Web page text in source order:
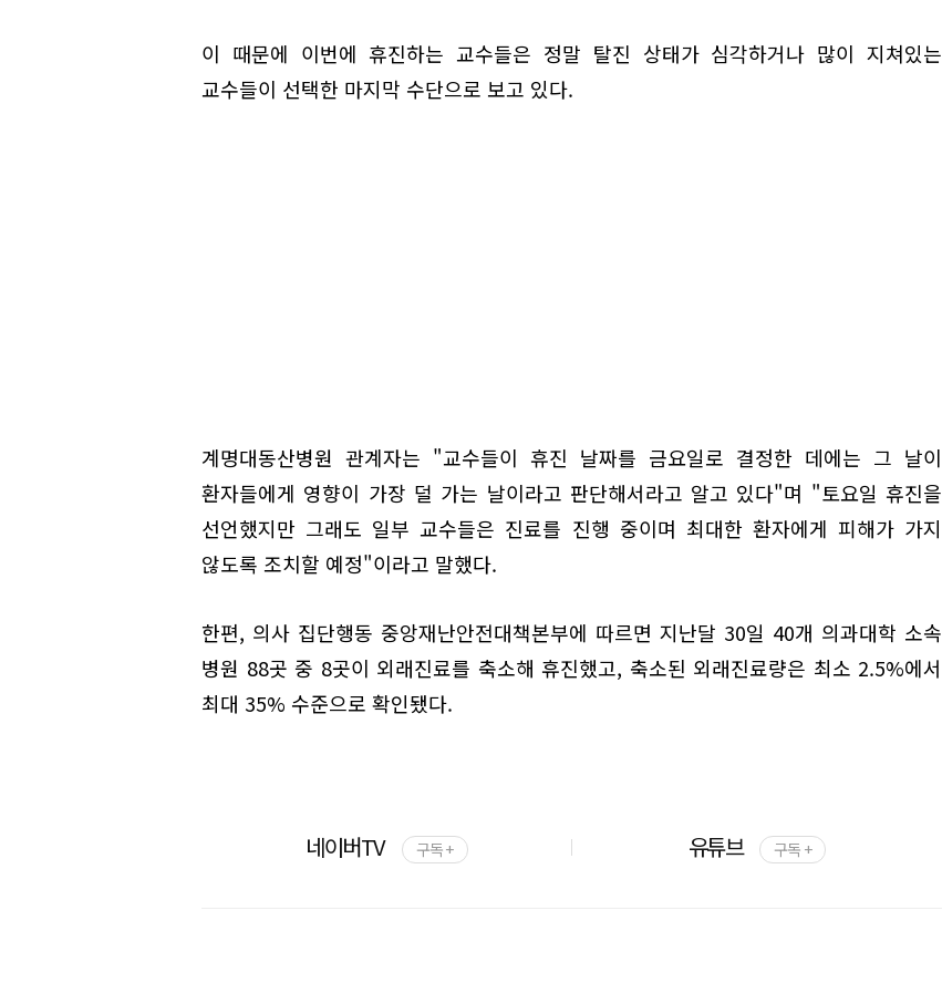
이 때문에 이번에 휴진하는 교수들은 정말 탈진 상태가 심각하거나 많이 지쳐있는
교수들이 선택한 마지막 수단으로 보고 있다.
계명대동산병원 관계자는 "교수들이 휴진 날짜를 금요일로 결정한 데에는 그 날이
환자들에게 영향이 가장 덜 가는 날이라고 판단해서라고 알고 있다"며 "토요일 휴진을
선언했지만 그래도 일부 교수들은 진료를 진행 중이며 최대한 환자에게 피해가 가지
않도록 조치할 예정"이라고 말했다.
한편, 의사 집단행동 중앙재난안전대책본부에 따르면 지난달 30일 40개 의과대학 소속
병원 88곳 중 8곳이 외래진료를 축소해 휴진했고, 축소된 외래진료량은 최소 2.5%에서
최대 35% 수준으로 확인됐다.
네이버TV 구독 + 유튜브 구독 +